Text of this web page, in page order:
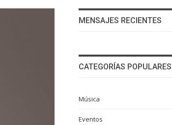
MENSAJES RECIENTES
CATEGORÍAS POPULARES
Música
Eventos